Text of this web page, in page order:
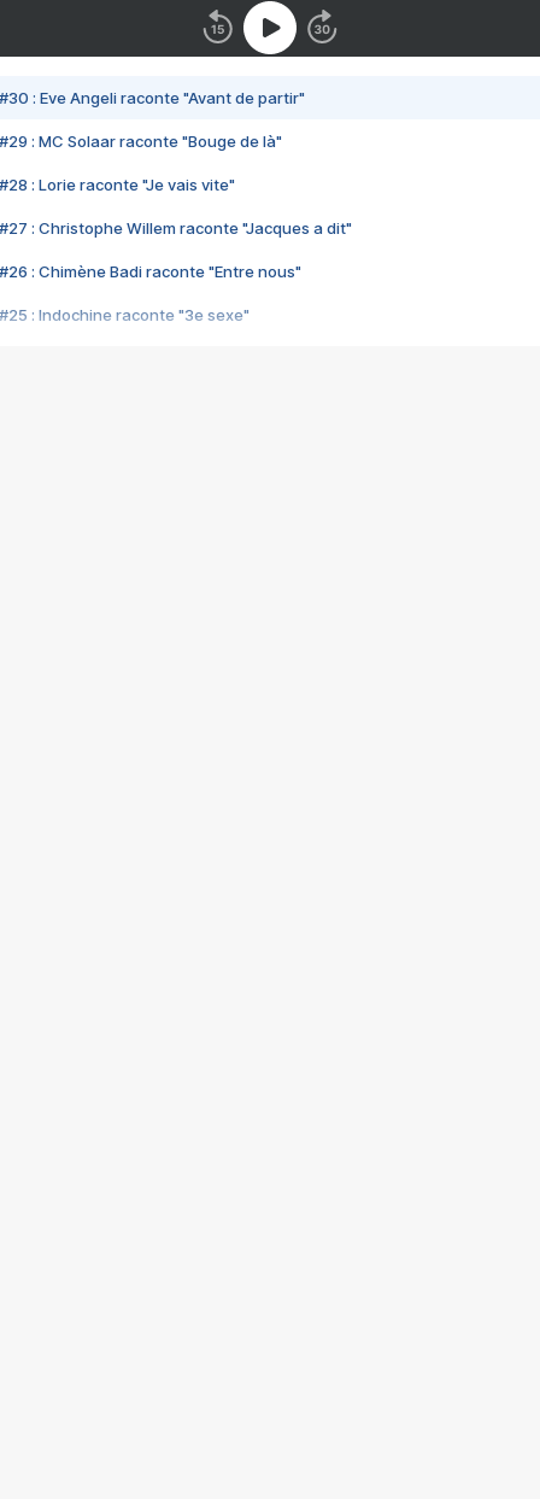
#30 : Eve Angeli raconte "Avant de partir"
#29 : MC Solaar raconte "Bouge de là"
#28 : Lorie raconte "Je vais vite"
#27 : Christophe Willem raconte "Jacques a dit"
#26 : Chimène Badi raconte "Entre nous"
#25 : Indochine raconte "3e sexe"